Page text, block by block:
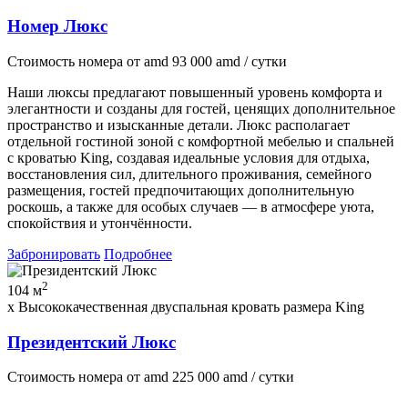
Номер Люкс
Стоимость номера от amd 93 000 amd / сутки
Наши люксы предлагают повышенный уровень комфорта и
элегантности и созданы для гостей, ценящих дополнительное
пространство и изысканные детали. Люкс располагает
отдельной гостиной зоной с комфортной мебелью и спальней
с кроватью King, создавая идеальные условия для отдыха,
восстановления сил, длительного проживания, семейного
размещения, гостей предпочитающих дополнительную
роскошь, а также для особых случаев — в атмосфере уюта,
спокойствия и утончённости.
Забронировать Подробнее
104 м2
x Высококачественная двуспальная кровать размера King
Президентский Люкс
Стоимость номера от amd 225 000 amd / сутки